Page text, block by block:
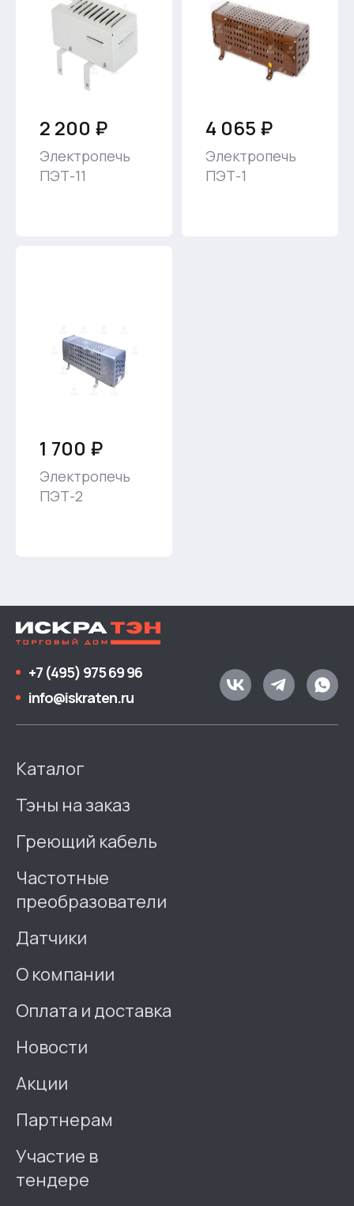
2 200 ₽
Электропечь
ПЭТ-11
4 065 ₽
Электропечь
ПЭТ-1
1 700 ₽
Электропечь
ПЭТ-2
+7 (495) 975 69 96
info@iskraten.ru
Каталог
Тэны на заказ
Греющий кабель
Частотные
преобразователи
Датчики
О компании
Оплата и доставка
Новости
Акции
Партнерам
Участие в
тендере